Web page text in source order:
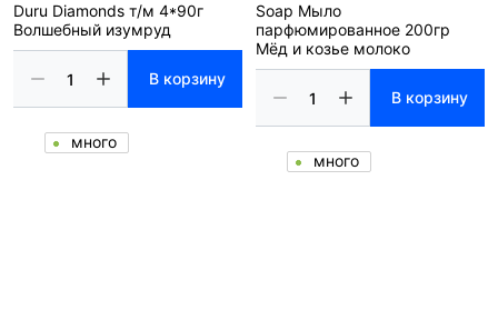
Duru Diamonds т/м 4*90г
Волшебный изумруд
В корзину
много
Soap Мыло
парфюмированное 200гр
Мёд и козье молоко
В корзину
много